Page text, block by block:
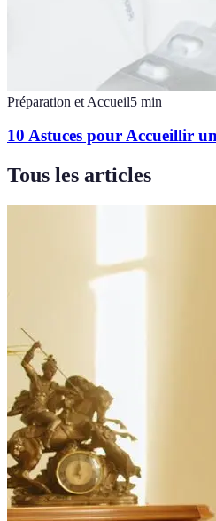
Préparation et Accueil5 min
10 Astuces pour Accueillir
Tous les articles